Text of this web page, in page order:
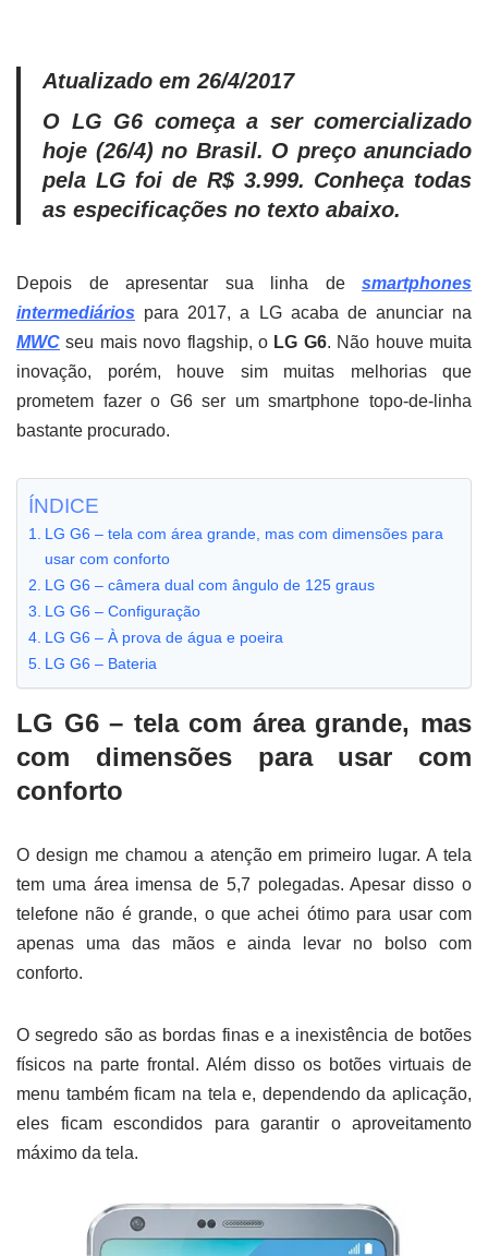
Atualizado em 26/4/2017
O LG G6 começa a ser comercializado
hoje (26/4) no Brasil. O preço anunciado
pela LG foi de R$ 3.999. Conheça todas
as especificações no texto abaixo.
Depois de apresentar sua linha de smartphones
intermediários para 2017, a LG acaba de anunciar na
MWC seu mais novo flagship, o LG G6. Não houve muita
inovação, porém, houve sim muitas melhorias que
prometem fazer o G6 ser um smartphone topo-de-linha
bastante procurado.
ÍNDICE
LG G6 – tela com área grande, mas com dimensões para
usar com conforto
LG G6 – câmera dual com ângulo de 125 graus
LG G6 – Configuração
LG G6 – À prova de água e poeira
LG G6 – Bateria
LG G6 – tela com área grande, mas
com dimensões para usar com
conforto
O design me chamou a atenção em primeiro lugar. A tela
tem uma área imensa de 5,7 polegadas. Apesar disso o
telefone não é grande, o que achei ótimo para usar com
apenas uma das mãos e ainda levar no bolso com
conforto.
O segredo são as bordas finas e a inexistência de botões
físicos na parte frontal. Além disso os botões virtuais de
menu também ficam na tela e, dependendo da aplicação,
eles ficam escondidos para garantir o aproveitamento
máximo da tela.